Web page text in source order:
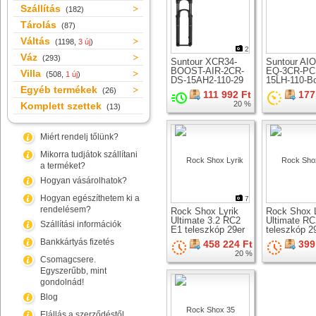
Szállítás (182)
Tárolás (87)
Váltás (1198, 3 új)
Váz (293)
Villa (508, 1 új)
Egyéb termékek (26)
Komplett szettek (13)
Miért rendelj tőlünk?
Mikorra tudjátok szállítani
a terméket?
Hogyan vásárolhatok?
Hogyan egészíthetem ki a
rendelésem?
Szállítási információk
Bankkártyás fizetés
Csomagcsere.
Egyszerűbb, mint
gondolnád!
Blog
2
Suntour XCR34-
BOOST-AIR-2CR-
DS-15AH2-110-29
teleszkóp 29er
kerékhez111 992 Ft
20 %
Suntour
EQ-3CR-
15LH-110-
teleszkóp
kerékhez
7
Rock Shox Lyrik
Ultimate 3.2 RC2
E1 teleszkóp 29er
kerékhez458 224 Ft
20 %
Rock Shox
Ultimate
teleszkóp
kerékhez